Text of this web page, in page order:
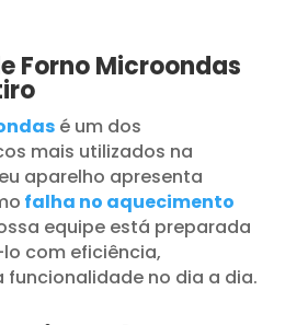
Forno Microondas
é um dos
mais utilizados na
aparelho apresenta
falha no aquecimento
equipe está preparada
com eficiência,
funcionalidade no dia a dia.